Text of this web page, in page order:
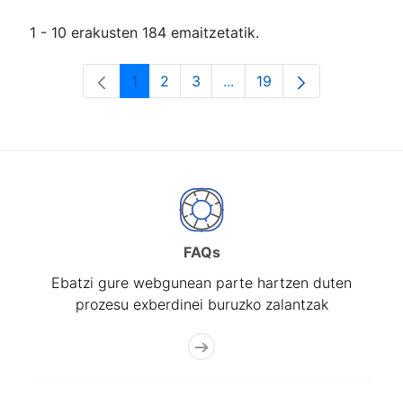
1 - 10 erakusten 184 emaitzetatik.
Orrialdea
1 Orrialdea
2 Orrialdea
3 ...Intermediate Pages Use
Orrialdea
19
FAQs
Ebatzi gure webgunean parte hartzen duten
prozesu exberdinei buruzko zalantzak